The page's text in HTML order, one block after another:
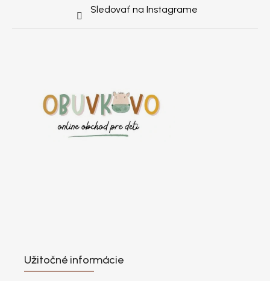
Sledovať na Instagrame
Užitočné informácie